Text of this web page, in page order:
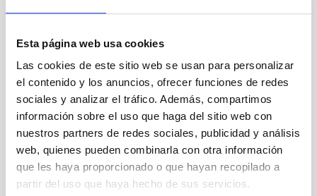
Esta página web usa cookies
Las cookies de este sitio web se usan para personalizar
el contenido y los anuncios, ofrecer funciones de redes
sociales y analizar el tráfico. Además, compartimos
información sobre el uso que haga del sitio web con
nuestros partners de redes sociales, publicidad y análisis
web, quienes pueden combinarla con otra información
que les haya proporcionado o que hayan recopilado a
partir del uso que haya hecho de sus servicios.
C/2025 A6 (Lemmon)